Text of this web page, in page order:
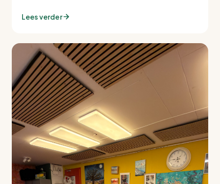
Lees verder